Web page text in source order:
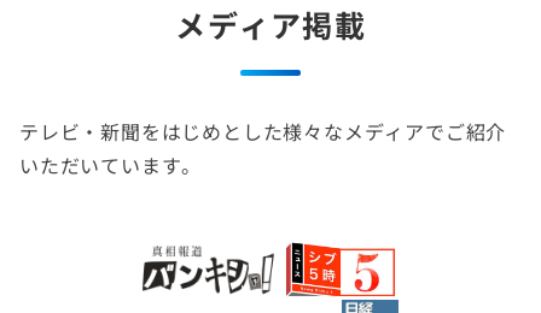
メディア掲載
テレビ・新聞をはじめとした様々なメディアでご紹介
いただいています。